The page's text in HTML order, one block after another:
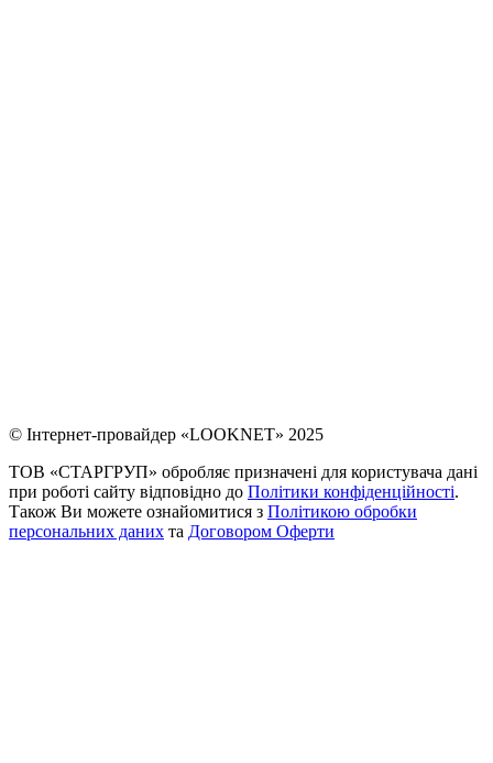
© Інтернет-провайдер «LOOKNET» 2025
ТОВ «СТАРГРУП» обробляє призначені для користувача дані
при роботі сайту відповідно до Політики конфіденційності.
Також Ви можете ознайомитися з Політикою обробки
персональних даних та Договором Оферти